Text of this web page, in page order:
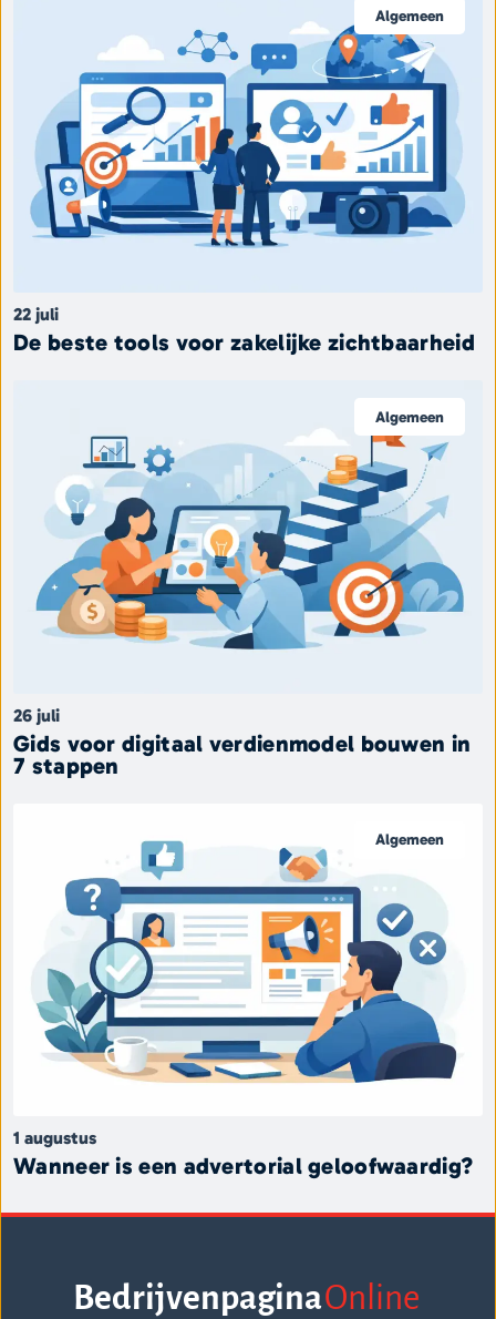
Algemeen
22 juli
De beste tools voor zakelijke zichtbaarheid
Algemeen
26 juli
Gids voor digitaal verdienmodel bouwen in
7 stappen
Algemeen
1 augustus
Wanneer is een advertorial geloofwaardig?
BedrijvenpaginaOnline